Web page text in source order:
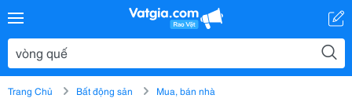
Trang Chủ Bất động sản Mua, bán nhà